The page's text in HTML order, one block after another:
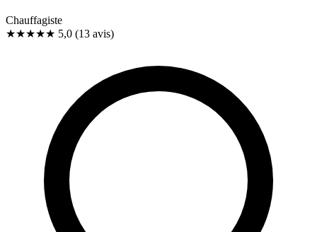
Chauffagiste
★★★★★ 5,0 (13 avis)